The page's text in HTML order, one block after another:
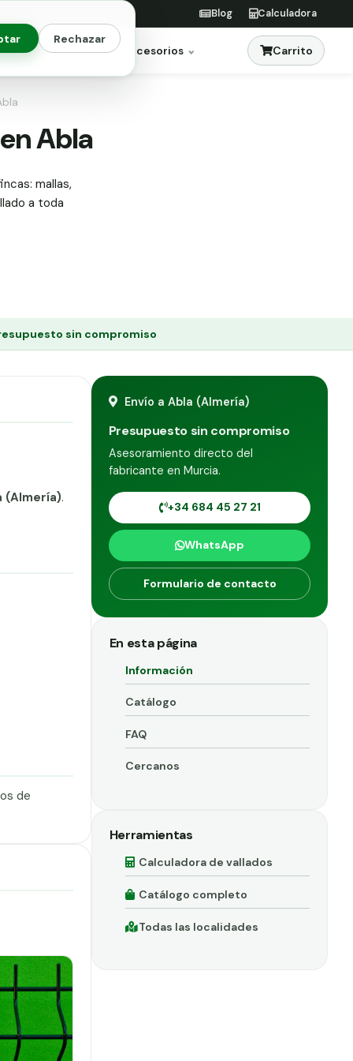
Rechazar
Blog Calculadora
Jardinería Accesorios Carrito
Abla
mallas,
a toda
sin compromiso
(Almería).
de
Envío a Abla (Almería)
Presupuesto sin compromiso
Asesoramiento directo del
fabricante en Murcia.
+34 684 45 27 21
WhatsApp
Formulario de contacto
En esta página
Información
Catálogo
FAQ
Cercanos
Herramientas
Calculadora de vallados
Catálogo completo
Todas las localidades